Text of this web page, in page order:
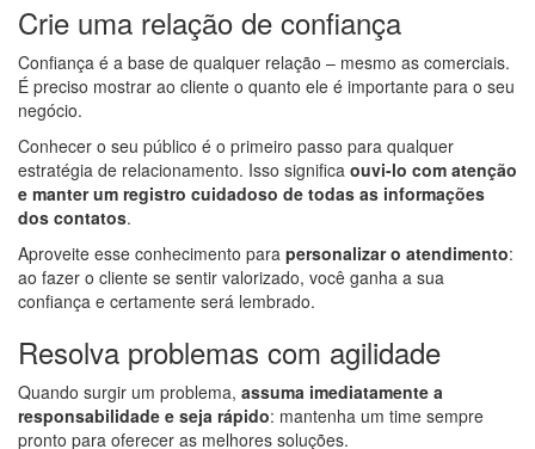
Crie uma relação de confiança
Confiança é a base de qualquer relação – mesmo as comerciais.
É preciso mostrar ao cliente o quanto ele é importante para o seu
negócio.
Conhecer o seu público é o primeiro passo para qualquer
estratégia de relacionamento. Isso significa ouvi-lo com atenção
e manter um registro cuidadoso de todas as informações
dos contatos.
Aproveite esse conhecimento para personalizar o atendimento:
ao fazer o cliente se sentir valorizado, você ganha a sua
confiança e certamente será lembrado.
Resolva problemas com agilidade
Quando surgir um problema, assuma imediatamente a
responsabilidade e seja rápido: mantenha um time sempre
pronto para oferecer as melhores soluções.